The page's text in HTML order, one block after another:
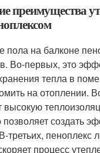
преимущества
пола на балконе
Во-первых, это
тепла в
на отоплении.
высокую
позволяет создать
третьих, пеноплекс
процесс